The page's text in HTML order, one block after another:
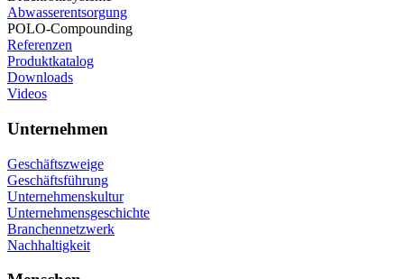
Abwasserentsorgung
POLO-Compounding
Referenzen
Produktkatalog
Downloads
Videos
Unternehmen
Geschäftszweige
Geschäftsführung
Unternehmenskultur
Unternehmensgeschichte
Branchennetzwerk
Nachhaltigkeit